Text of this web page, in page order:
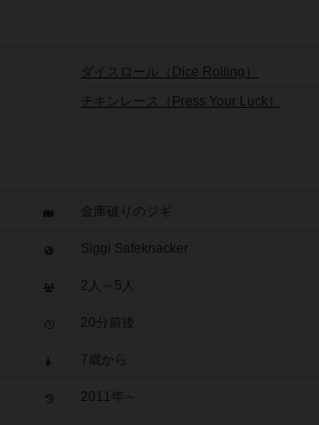
ダイスロール（Dice Rolling）
チキンレース（Press Your Luck）
金庫破りのジギ
Siggi Safeknacker
2人～5人
20分前後
7歳から
2011年～